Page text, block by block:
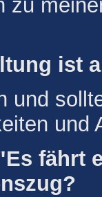
zu
ist
und
und
fährt